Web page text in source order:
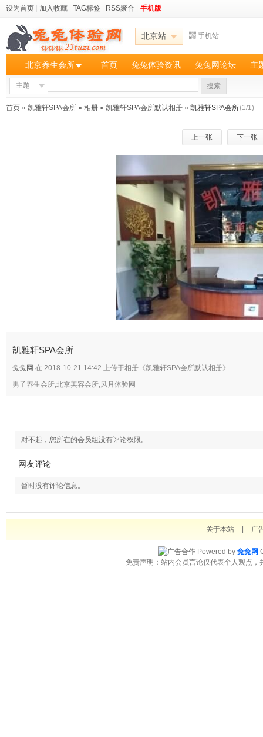
设为首页 加入收藏 TAG标签 RSS聚合 手机版
北京站 手机站
北京养生会所 首页 兔兔体验资讯 兔兔网论坛 主
主题 搜索
首页 » 凯雅轩SPA会所 » 相册 » 凯雅轩SPA会所默认相册 » 凯雅轩SPA会所(1/1)
上一张 下一张
凯雅轩SPA会所
兔兔网 在 2018-10-21 14:42 上传于相册《凯雅轩SPA会所默认相册》
男子养生会所,北京美容会所,风月体验网
对不起，您所在的会员组没有评论权限。
网友评论
暂时没有评论信息。
关于本站 广
Powered by 兔兔网
免责声明：站内会员言论仅代表个人观点